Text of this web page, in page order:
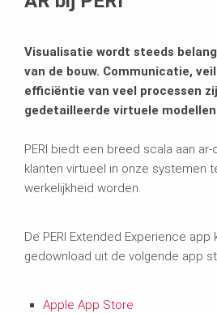
Visualisatie wordt steeds
van de bouw. Communicatie,
efficiëntie van veel processen
gedetailleerde virtuele
PERI biedt een breed scala aan
klanten virtueel in onze systemen
werkelijkheid worden.
De PERI Extended Experience app
gedownload uit de volgende app
Apple App Store